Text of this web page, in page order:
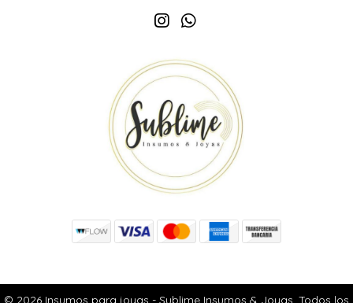
© 2026 Insumos para joyas - Sublime Insumos & Joyas. Todos los